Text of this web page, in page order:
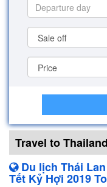
Travel to Thailand
Du lịch Thái
Tết Kỷ Hợi 2019